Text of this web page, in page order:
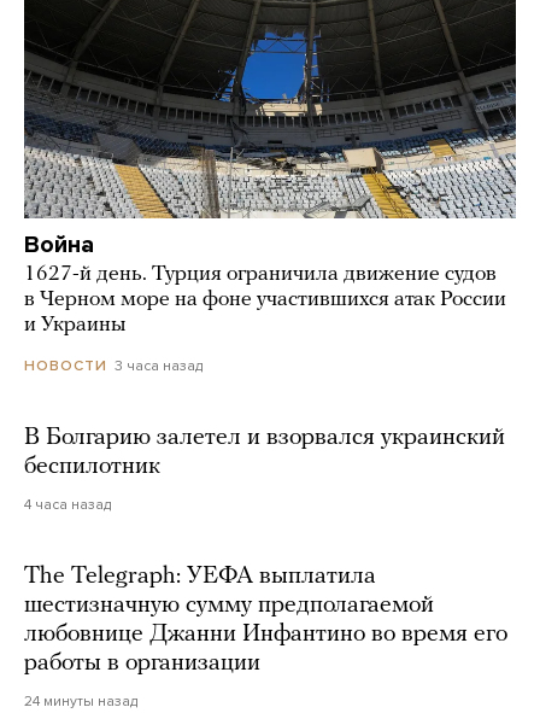
Война
1627-й день. Турция ограничила движение судов
в Черном море на фоне участившихся атак России
и Украины
НОВОСТИ 3 часа назад
В Болгарию залетел и взорвался украинский
беспилотник
4 часа назад
The Telegraph: УЕФА выплатила
шестизначную сумму предполагаемой
любовнице Джанни Инфантино во время его
работы в организации
24 минуты назад